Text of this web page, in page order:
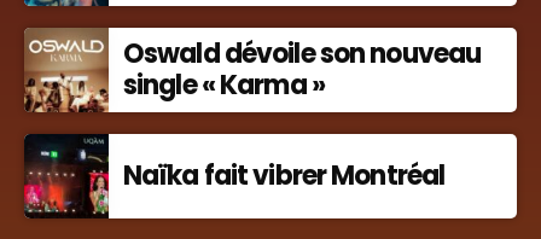
Oswald dévoile son nouveau
single « Karma »
Naïka fait vibrer Montréal